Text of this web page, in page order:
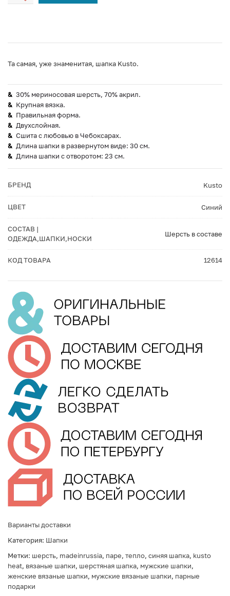
Та самая, уже знаменитая, шапка Kusto.
30% мериносовая шерсть, 70% акрил.
Крупная вязка.
Правильная форма.
Двухслойная.
Сшита с любовью в Чебоксарах.
Длина шапки в развернутом виде: 30 см.
Длина шапки с отворотом: 23 см.
БРЕНД Kusto
ЦВЕТ Синий
СОСТАВ |
ОДЕЖДА,ШАПКИ,НОСКИ
Шерсть в составе
КОД ТОВАРА 12614
Варианты доставки
Категория: Шапки
Метки: шерсть, madeinrussia, паре, тепло, синяя шапка, kusto
heat, вязаные шапки, шерстяная шапка, мужские шапки,
женские вязаные шапки, мужские вязаные шапки, парные
подарки